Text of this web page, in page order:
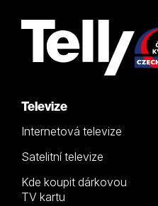
Televize
Internetová televize
Satelitní televize
Kde koupit dárkovou
TV kartu